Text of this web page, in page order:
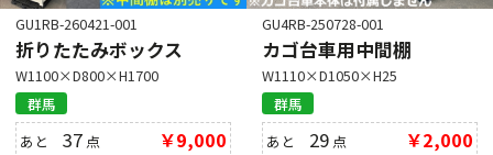
GU1RB-260421-001
折りたたみボックス
W1100×D800×H1700
群馬
あと37 点 ￥9,000
GU4RB-250728-001
カゴ台車用中間棚
W1110×D1050×H25
群馬
あと 29 点 ￥2,000